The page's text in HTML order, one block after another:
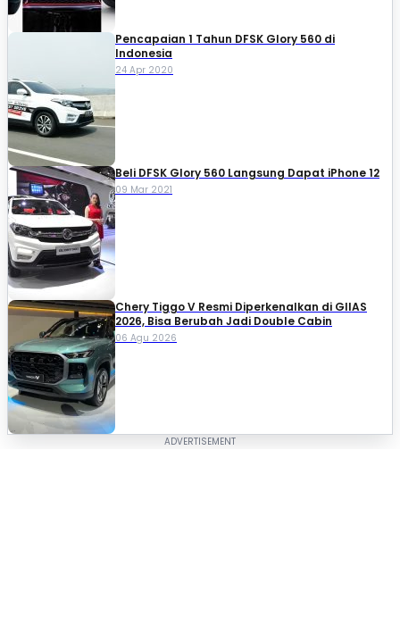
Pencapaian 1 Tahun DFSK Glory 560 di
Indonesia
24 Apr 2020
Beli DFSK Glory 560 Langsung Dapat iPhone 12
09 Mar 2021
Chery Tiggo V Resmi Diperkenalkan di GIIAS
2026, Bisa Berubah Jadi Double Cabin
06 Agu 2026